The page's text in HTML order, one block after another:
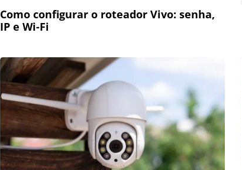
Como configurar o roteador Vivo: senha,
IP e Wi-Fi